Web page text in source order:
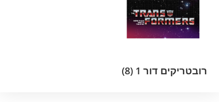
רובטריקים דור 1 (8)